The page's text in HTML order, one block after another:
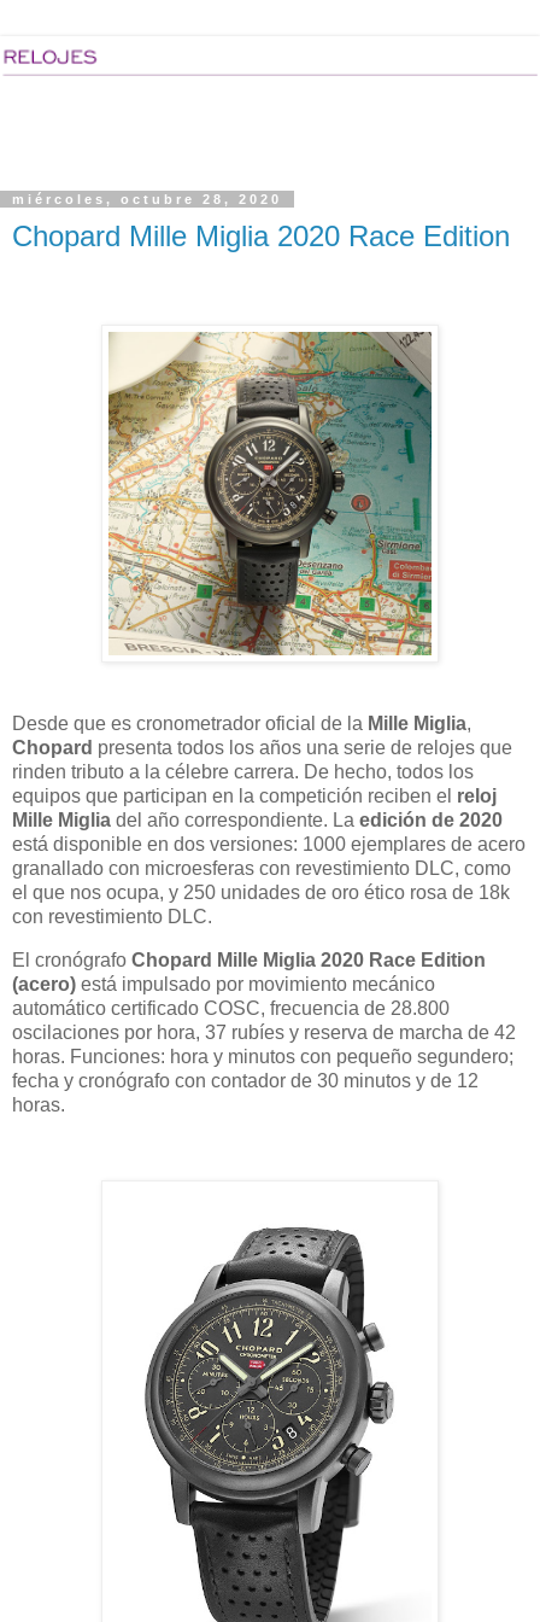
miércoles, octubre 28, 2020
Chopard Mille Miglia 2020 Race Edition
Desde que es cronometrador oficial de la Mille Miglia,
Chopard presenta todos los años una serie de relojes que
rinden tributo a la célebre carrera. De hecho, todos los
equipos que participan en la competición reciben el reloj
Mille Miglia del año correspondiente. La edición de 2020
está disponible en dos versiones: 1000 ejemplares de acero
granallado con microesferas con revestimiento DLC, como
el que nos ocupa, y 250 unidades de oro ético rosa de 18k
con revestimiento DLC.
El cronógrafo Chopard Mille Miglia 2020 Race Edition
(acero) está impulsado por movimiento mecánico
automático certificado COSC, frecuencia de 28.800
oscilaciones por hora, 37 rubíes y reserva de marcha de 42
horas. Funciones: hora y minutos con pequeño segundero;
fecha y cronógrafo con contador de 30 minutos y de 12
horas.